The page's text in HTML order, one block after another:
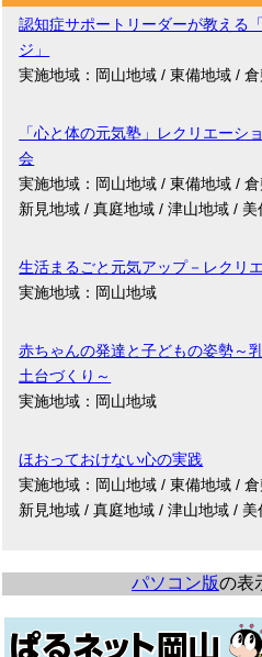
認知症サポートリーダーが教える
ジ」
実施地域：岡山地域 / 東備地域 /
「心と体の元気塾」レクリエーシ
会
実施地域：岡山地域 / 東備地域 /
新見地域 / 真庭地域 / 津山地域 / 美
生活まるごと元気アップ－レクリ
実施地域：岡山地域
赤ちゃんの発達と子どもの姿勢～
土台づくり～
実施地域：岡山地域
ほおっておけない心の実践
実施地域：岡山地域 / 東備地域 /
新見地域 / 真庭地域 / 津山地域 /
パソコン版の表